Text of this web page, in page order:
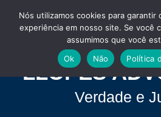
LLOPES
Verdade e
Nós utilizamos cookies para garantir
experiência em nosso site. Se você
assumimos que você
Ok
Não Política